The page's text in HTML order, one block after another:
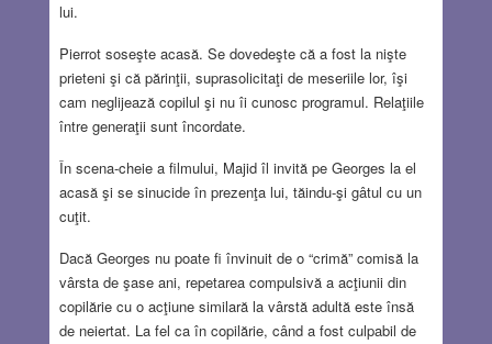
lui.
Pierrot soseşte acasă. Se dovedeşte că a fost la nişte
prieteni şi că părinţii, suprasolicitaţi de meseriile lor, îşi
cam neglijează copilul şi nu îi cunosc programul. Relaţiile
între generaţii sunt încordate.
În scena-cheie a filmului, Majid îl invită pe Georges la el
acasă şi se sinucide în prezenţa lui, tăindu-şi gâtul cu un
cuţit.
Dacă Georges nu poate fi învinuit de o “crimă” comisă la
vârsta de şase ani, repetarea compulsivă a acţiunii din
copilărie cu o acţiune similară la vârstă adultă este însă
de neiertat. La fel ca în copilărie, când a fost culpabil de